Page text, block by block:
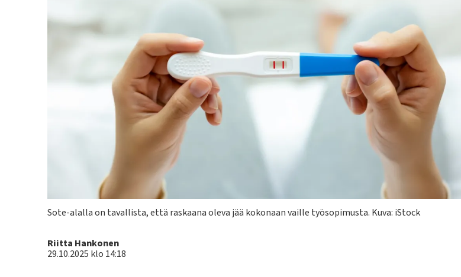
Kuvateksti
Sote-alalla on tavallista, että raskaana oleva jää kokonaan vaille työsopimusta. Kuva: iStock
Kirjoittaja
Riitta Hankonen
29.10.2025 klo 14:18